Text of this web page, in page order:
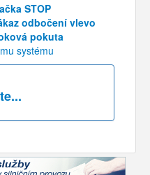
STOP
odbočení vlevo
pokuta
systému